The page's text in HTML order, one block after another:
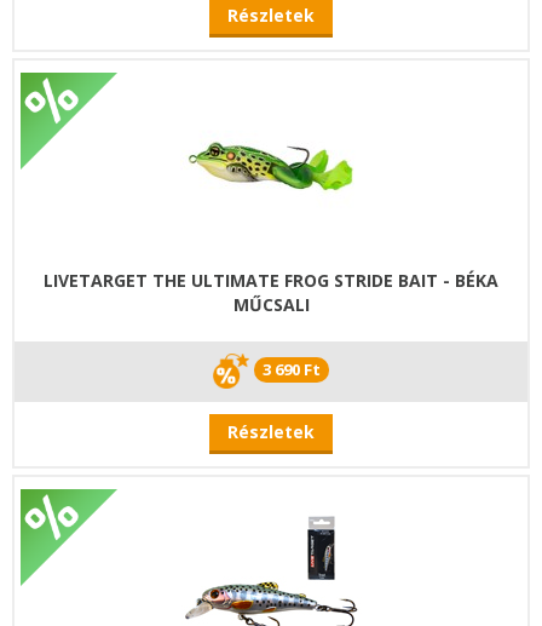
Részletek
LIVETARGET THE ULTIMATE FROG STRIDE BAIT - BÉKA
MŰCSALI
3 690 Ft
Részletek